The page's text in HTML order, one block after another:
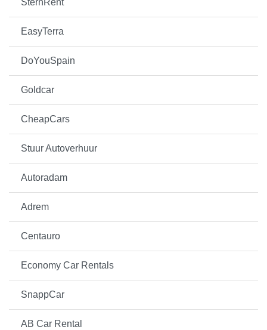
SternRent
EasyTerra
DoYouSpain
Goldcar
CheapCars
Stuur Autoverhuur
Autoradam
Adrem
Centauro
Economy Car Rentals
SnappCar
AB Car Rental